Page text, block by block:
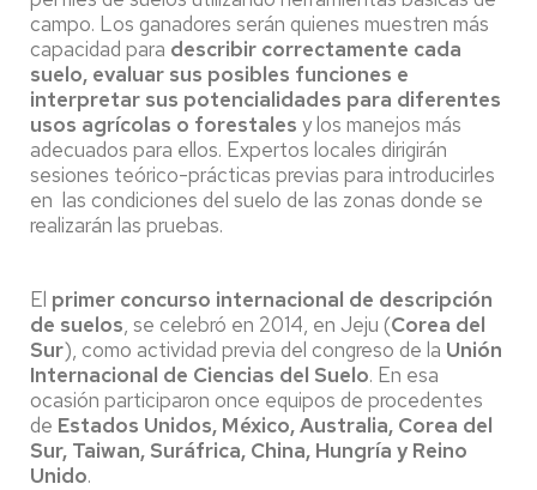
campo. Los ganadores serán quienes muestren más
capacidad para describir correctamente cada
suelo, evaluar sus posibles funciones e
interpretar sus potencialidades para diferentes
usos agrícolas o forestales y los manejos más
adecuados para ellos. Expertos locales dirigirán
sesiones teórico-prácticas previas para introducirles
en las condiciones del suelo de las zonas donde se
realizarán las pruebas.
El primer concurso internacional de descripción
de suelos, se celebró en 2014, en Jeju (Corea del
Sur), como actividad previa del congreso de la Unión
Internacional de Ciencias del Suelo. En esa
ocasión participaron once equipos de procedentes
de Estados Unidos, México, Australia, Corea del
Sur, Taiwan, Suráfrica, China, Hungría y Reino
Unido.